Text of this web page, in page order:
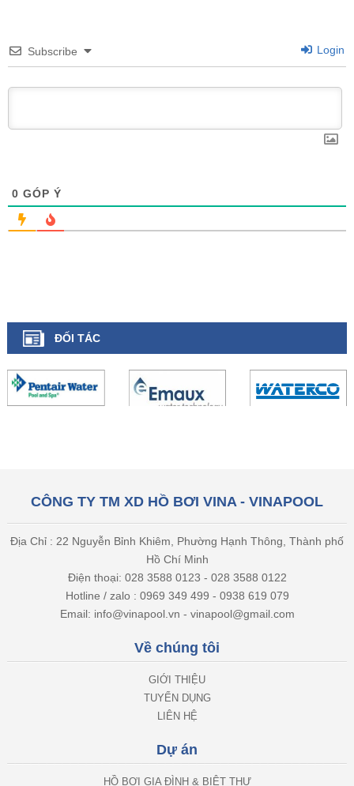
Subscribe Login
0 GÓP Ý
ĐỐI TÁC
CÔNG TY TM XD HỒ BƠI VINA - VINAPOOL
Địa Chỉ : 22 Nguyễn Bỉnh Khiêm, Phường Hạnh Thông, Thành phố
Hồ Chí Minh
Điện thoại: 028 3588 0123 - 028 3588 0122
Hotline / zalo : 0969 349 499 - 0938 619 079
Email: info@vinapool.vn - vinapool@gmail.com
Về chúng tôi
GIỚI THIỆU
TUYỂN DỤNG
LIÊN HỆ
Dự án
HỒ BƠI GIA ĐÌNH & BIỆT THỰ